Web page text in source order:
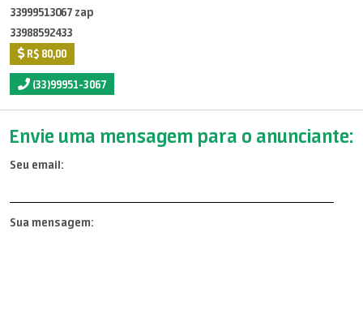
33999513067 zap
33988592433
R$ 80,00
(33)99951-3067
Envie uma mensagem para o anunciante:
Seu email:
Sua mensagem: